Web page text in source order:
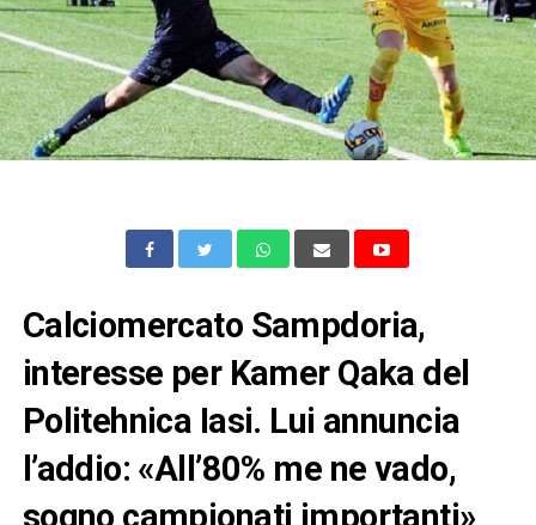
Calciomercato Sampdoria,
interesse per Kamer Qaka del
Politehnica Iasi. Lui annuncia
l’addio: «All’80% me ne vado,
sogno campionati importanti»